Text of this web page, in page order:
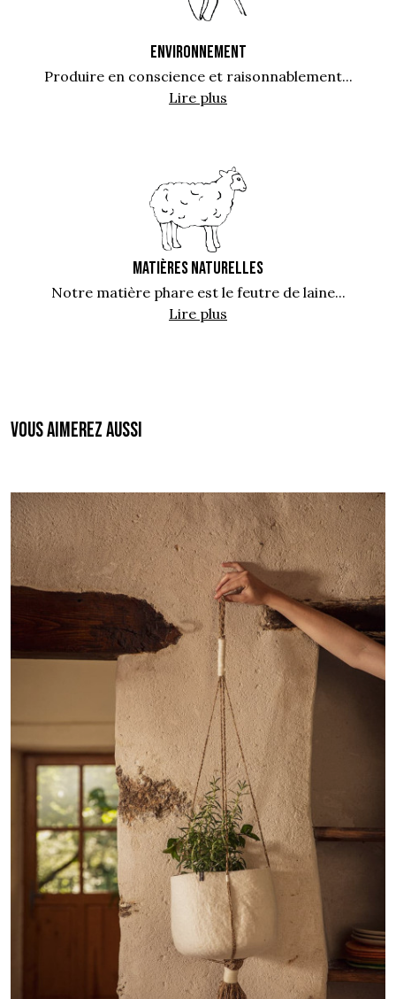
ENVIRONNEMENT
Produire en conscience et raisonnablement...
Lire plus
MATIÈRES NATURELLES
Notre matière phare est le feutre de laine...
Lire plus
Vous aimerez aussi